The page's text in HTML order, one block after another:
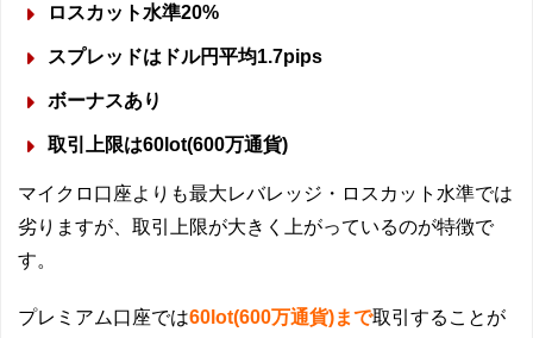
ロスカット水準20%
スプレッドはドル円平均1.7pips
ボーナスあり
取引上限は60lot(600万通貨)
マイクロ口座よりも最大レバレッジ・ロスカット水準では
劣りますが、取引上限が大きく上がっているのが特徴で
す。
プレミアム口座では60lot(600万通貨)まで取引することが